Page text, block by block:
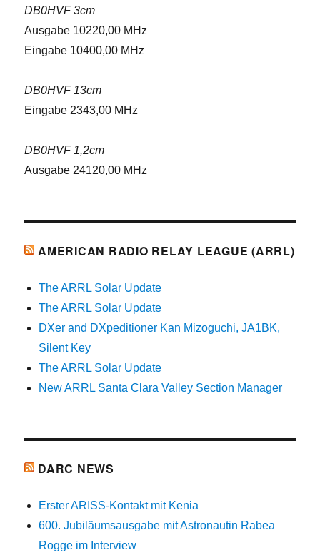
DB0HVF 3cm
Ausgabe 10220,00 MHz
Eingabe 10400,00 MHz
DB0HVF 13cm
Eingabe 2343,00 MHz
DB0HVF 1,2cm
Ausgabe 24120,00 MHz
AMERICAN RADIO RELAY LEAGUE (ARRL)
The ARRL Solar Update
The ARRL Solar Update
DXer and DXpeditioner Kan Mizoguchi, JA1BK,
Silent Key
The ARRL Solar Update
New ARRL Santa Clara Valley Section Manager
DARC NEWS
Erster ARISS-Kontakt mit Kenia
600. Jubiläumsausgabe mit Astronautin Rabea
Rogge im Interview